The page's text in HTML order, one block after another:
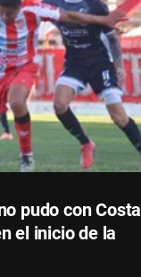
pudo con Costa
el inicio de la